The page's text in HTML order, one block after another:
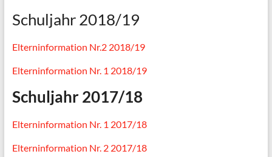
Schuljahr 2018/19
Elterninformation Nr.2 2018/19
Elterninformation Nr. 1 2018/19
Schuljahr 2017/18
Elterninformation Nr. 1 2017/18
Elterninformation Nr. 2 2017/18